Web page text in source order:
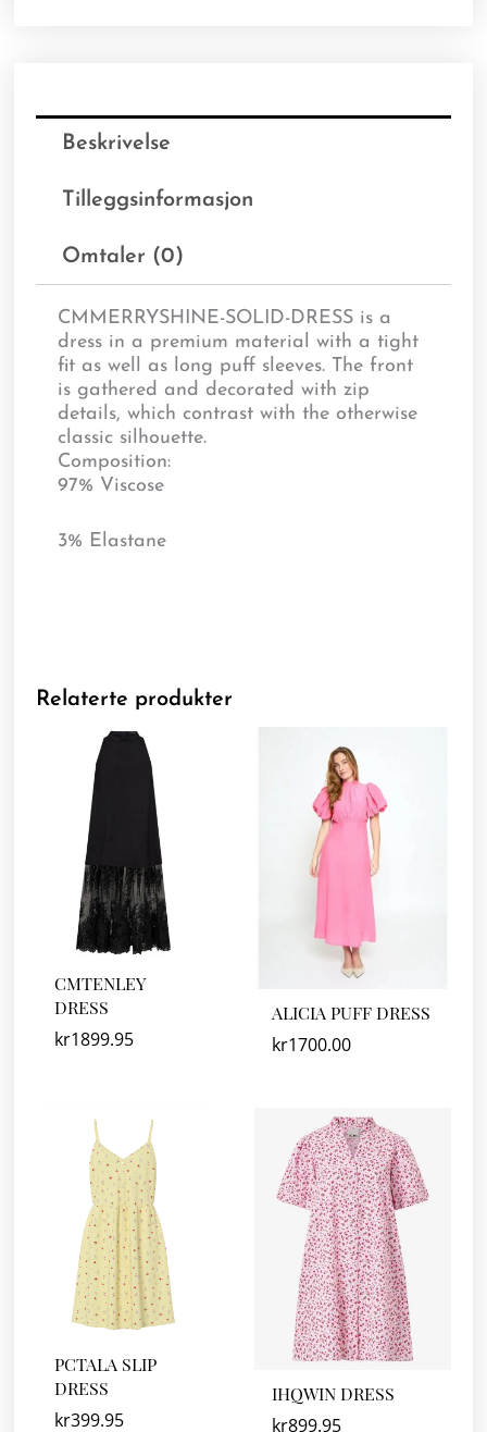
Beskrivelse
Tilleggsinformasjon
Omtaler (0)
CMMERRYSHINE-SOLID-DRESS is a
dress in a premium material with a tight
fit as well as long puff sleeves. The front
is gathered and decorated with zip
details, which contrast with the otherwise
classic silhouette.
Composition:
97% Viscose
3% Elastane
Relaterte produkter
CMTENLEY
DRESS
kr1899.95
ALICIA PUFF DRESS
kr1700.00
PCTALA SLIP
DRESS
kr399.95
IHQWIN DRESS
kr899.95